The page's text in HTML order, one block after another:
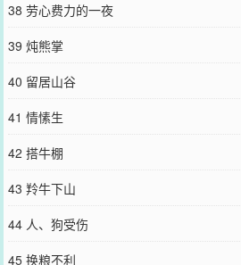
38 劳心费力的一夜
39 炖熊掌
40 留居山谷
41 情愫生
42 搭牛棚
43 羚牛下山
44 人、狗受伤
45 换粮不利